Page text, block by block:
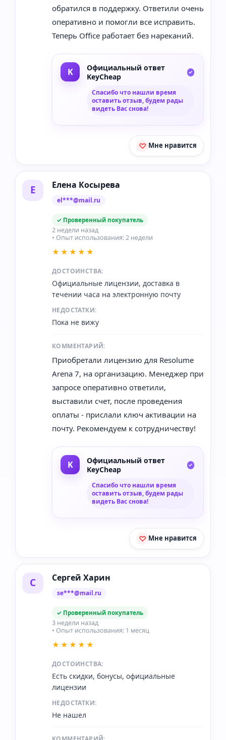
обратился в поддержку. Ответили очень
оперативно и помогли все исправить.
Теперь Office работает без нареканий.
Официальный ответ
KeyCheap
Спасибо что нашли время
оставить отзыв, будем рады
видеть Вас снова!
Мне нравится
Е Елена Косырева
el***@mail.ru
✓ Проверенный покупатель
2 недели назад
• Опыт использования: 2 недели
★★★★★
ДОСТОИНСТВА:
Официальные лицензии, доставка в
течении часа на электронную почту
НЕДОСТАТКИ:
Пока не вижу
КОММЕНТАРИЙ:
Приобретали лицензию для Resolume
Arena 7, на организацию. Менеджер при
запросе оперативно ответили,
выставили счет, после проведения
оплаты - прислали ключ активации на
почту. Рекомендуем к сотрудничеству!
Официальный ответ
KeyCheap
Спасибо что нашли время
оставить отзыв, будем рады
видеть Вас снова!
Мне нравится
С Сергей Харин
se***@mail.ru
✓ Проверенный покупатель
3 недели назад
• Опыт использования: 1 месяц
★★★★★
ДОСТОИНСТВА:
Есть скидки, бонусы, официальные
лицензии
НЕДОСТАТКИ:
Не нашел